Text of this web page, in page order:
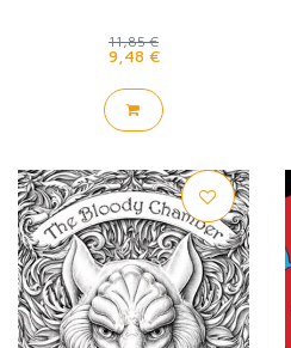
11,85 €
9,48 €